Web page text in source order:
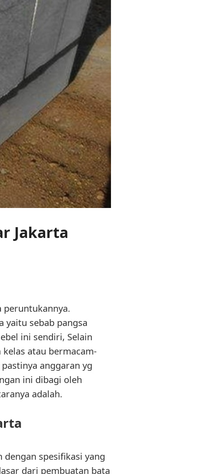
Jakarta
peruntukannya.
yaitu sebab pangsa
ini sendiri, Selain
atau bermacam-
anggaran yg
ini dibagi oleh
adalah.
spesifikasi yang
dari pembuatan bata